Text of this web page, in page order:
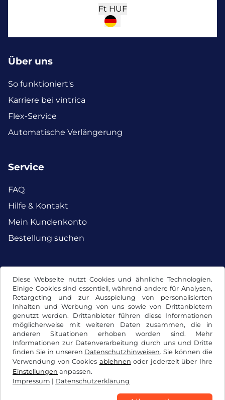
Diese Webseite nutzt Cookies und ähnliche Technologien.
Einige Cookies sind essentiell, während andere für Analysen,
Retargeting und zur Ausspielung von personalisierten
Inhalten und Werbung von uns sowie von Drittanbietern
genutzt werden. Drittanbieter führen diese Informationen
möglicherweise mit weiteren Daten zusammen, die in
anderen Situationen erhoben worden sind. Mehr
Informationen zur Datenverarbeitung durch uns und Dritte
finden Sie in unseren Datenschutzhinweisen. Sie können die
Verwendung von Cookies ablehnen oder jederzeit über Ihre
Einstellungen anpassen.
Impressum | Datenschutzerklärung
Ft HUF
Über uns
So funktioniert's
Karriere bei vintrica
Flex-Service
Automatische Verlängerung
Service
FAQ
Hilfe & Kontakt
Mein Kundenkonto
Bestellung suchen
AGB / Widerrufsrecht
Datenschutzerklärung